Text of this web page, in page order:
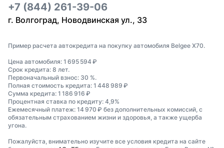
+7 (844) 261-39-06
г. Волгоград, Новодвинская ул., 33
Пример расчета автокредита на покупку автомобиля Belgee X70.
Цена автомобиля: 1 695 594 ₽
Срок кредита: 8 лет.
Первоначальный взнос: 30 %.
Полная стоимость кредита: 1 448 989 ₽
Сумма кредита: 1 186 916 ₽
Процентная ставка по кредиту: 4,9%
Ежемесячный платеж: 14 970 ₽ без дополнительных комиссий, с
обязательным страхованием жизни и здоровья, а также ущерба
угона.
Пожалуйста, внимательно изучите все условия кредита на сайте